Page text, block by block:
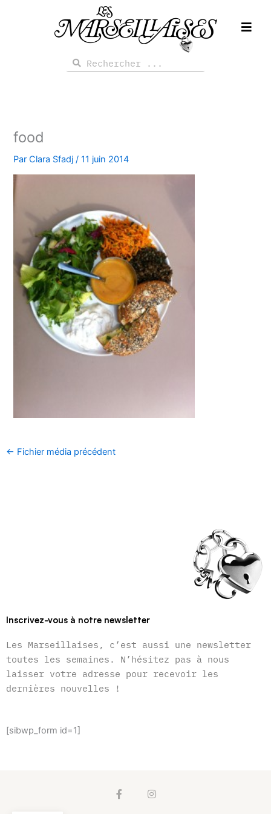
Rechercher
Rechercher
food
ParClara Sfadj /11 juin 2014
← Fichier média précédent
Inscrivez-vous à notre newsletter
Les Marseillaises, c’est aussi une newsletter
toutes les semaines. N’hésitez pas à nous
laisser votre adresse pour recevoir les
dernières nouvelles !
[sibwp_form id=1]
F
a
I